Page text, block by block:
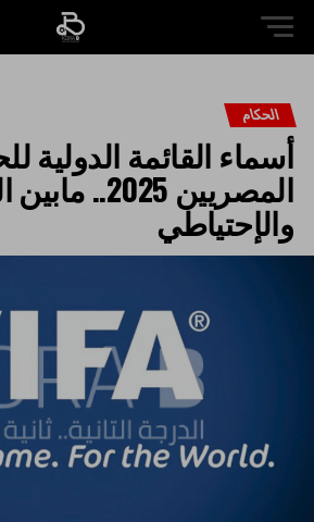
الحكام
أسماء القائمة الدولية
المصريين
والإحتياطي